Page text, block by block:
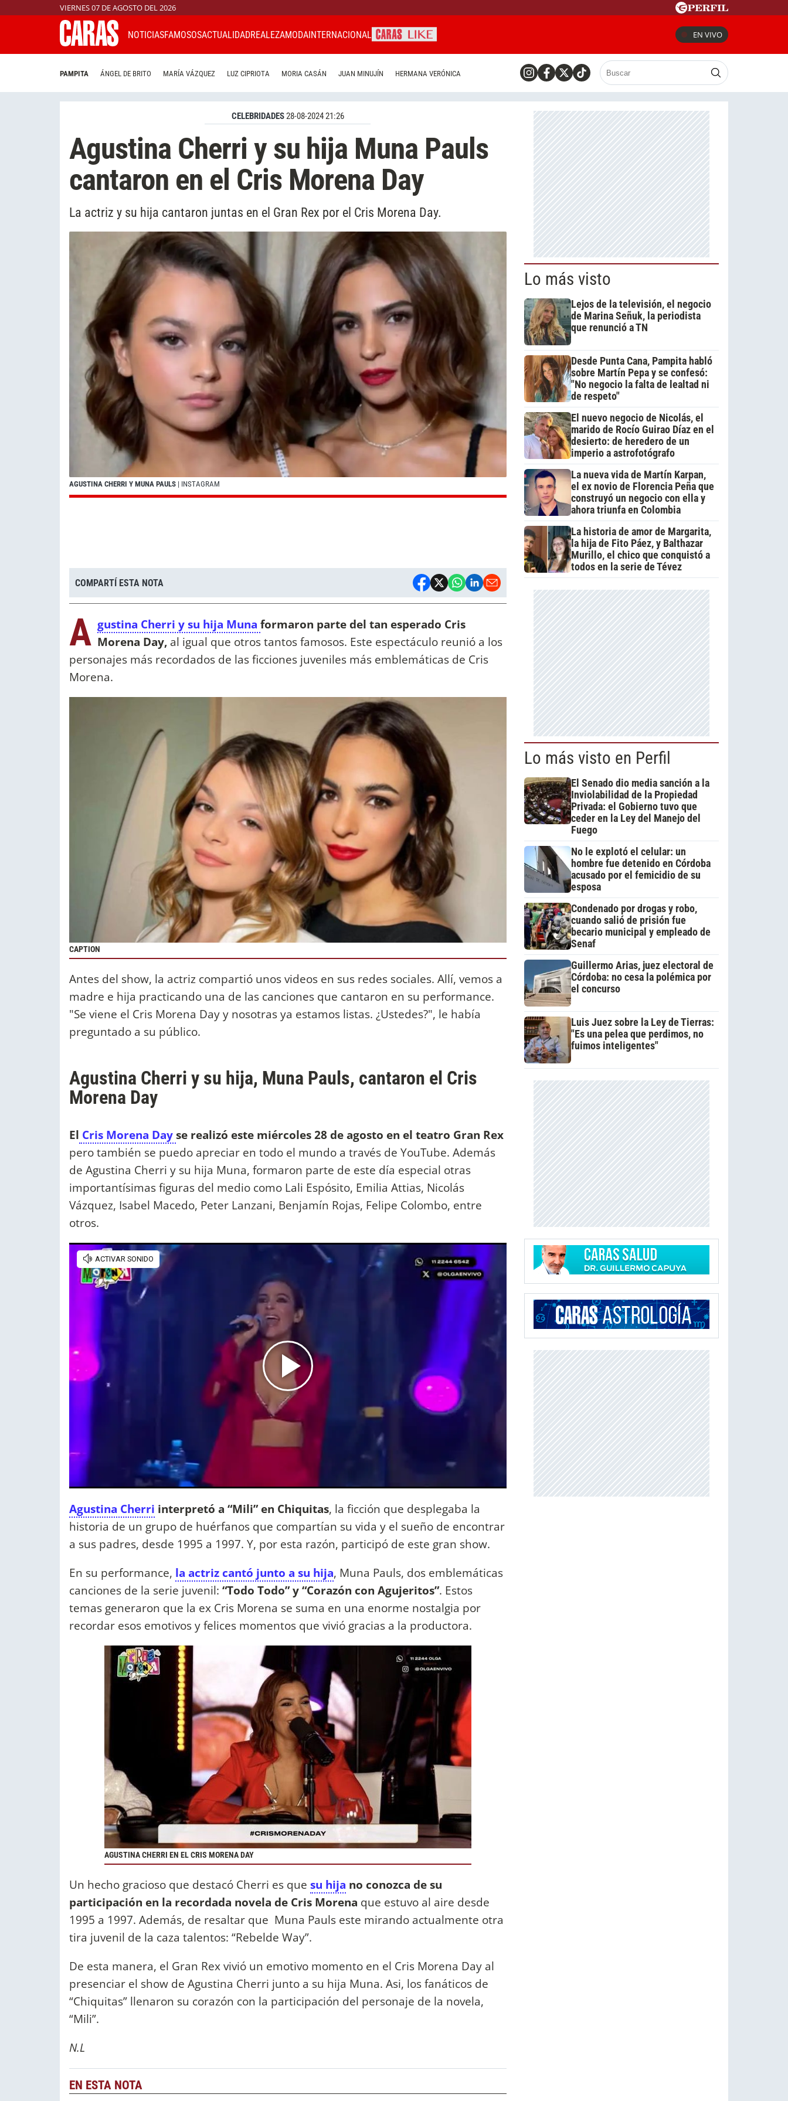
VIERNES 07 DE AGOSTO DEL 2026
NOTICIASFAMOSOSACTUALIDADREALEZAMODAINTERNACIONAL EN VIVO
PAMPITA ÁNGEL DE BRITO MARÍA VÁZQUEZ LUZ CIPRIOTA MORIA CASÁN JUAN MINUJÍN HERMANA VERÓNICA
CELEBRIDADES28-08-2024 21:26
Agustina Cherri y su hija Muna Pauls
cantaron en el Cris Morena Day
La actriz y su hija cantaron juntas en el Gran Rex por el Cris Morena Day.
AGUSTINA CHERRI Y MUNA PAULS | INSTAGRAM
COMPARTÍ ESTA NOTA
A gustina Cherri y su hija Muna formaron parte del tan esperado Cris
Morena Day, al igual que otros tantos famosos. Este espectáculo reunió a los
personajes más recordados de las ficciones juveniles más emblemáticas de Cris
Morena.
CAPTION
Antes del show, la actriz compartió unos videos en sus redes sociales. Allí, vemos a
madre e hija practicando una de las canciones que cantaron en su performance.
"Se viene el Cris Morena Day y nosotras ya estamos listas. ¿Ustedes?", le había
preguntado a su público.
Agustina Cherri y su hija, Muna Pauls, cantaron el Cris
Morena Day
El Cris Morena Dayse realizó este miércoles 28 de agosto en el teatro Gran Rex
pero también se puedo apreciar en todo el mundo a través de YouTube. Además
de Agustina Cherri y su hija Muna, formaron parte de este día especial otras
importantísimas figuras del medio como Lali Espósito, Emilia Attias, Nicolás
Vázquez, Isabel Macedo, Peter Lanzani, Benjamín Rojas, Felipe Colombo, entre
otros.
Agustina Cherri interpretó a “Mili” en Chiquitas, la ficción que desplegaba la
historia de un grupo de huérfanos que compartían su vida y el sueño de encontrar
a sus padres, desde 1995 a 1997. Y, por esta razón, participó de este gran show.
En su performance, la actriz cantó junto a su hija, Muna Pauls, dos emblemáticas
canciones de la serie juvenil: “Todo Todo” y “Corazón con Agujeritos”. Estos
temas generaron que la ex Cris Morena se suma en una enorme nostalgia por
recordar esos emotivos y felices momentos que vivió gracias a la productora.
AGUSTINA CHERRI EN EL CRIS MORENA DAY
Un hecho gracioso que destacó Cherri es que su hija no conozca de su
participación en la recordada novela de Cris Morena que estuvo al aire desde
1995 a 1997. Además, de resaltar que Muna Pauls este mirando actualmente otra
tira juvenil de la caza talentos: “Rebelde Way”.
De esta manera, el Gran Rex vivió un emotivo momento en el Cris Morena Day al
presenciar el show de Agustina Cherri junto a su hija Muna. Asi, los fanáticos de
“Chiquitas” llenaron su corazón con la participación del personaje de la novela,
“Mili”.
N.L
EN ESTA NOTA
Lo más visto
Lejos de la televisión, el negocio
de Marina Señuk, la periodista
que renunció a TN
Desde Punta Cana, Pampita habló
sobre Martín Pepa y se confesó:
"No negocio la falta de lealtad ni
de respeto"
El nuevo negocio de Nicolás, el
marido de Rocío Guirao Díaz en el
desierto: de heredero de un
imperio a astrofotógrafo
La nueva vida de Martín Karpan,
el ex novio de Florencia Peña que
construyó un negocio con ella y
ahora triunfa en Colombia
La historia de amor de Margarita,
la hija de Fito Páez, y Balthazar
Murillo, el chico que conquistó a
todos en la serie de Tévez
Lo más visto en Perfil
El Senado dio media sanción a la
Inviolabilidad de la Propiedad
Privada: el Gobierno tuvo que
ceder en la Ley del Manejo del
Fuego
No le explotó el celular: un
hombre fue detenido en Córdoba
acusado por el femicidio de su
esposa
Condenado por drogas y robo,
cuando salió de prisión fue
becario municipal y empleado de
Senaf
Guillermo Arias, juez electoral de
Córdoba: no cesa la polémica por
el concurso
Luis Juez sobre la Ley de Tierras:
"Es una pelea que perdimos, no
fuimos inteligentes"